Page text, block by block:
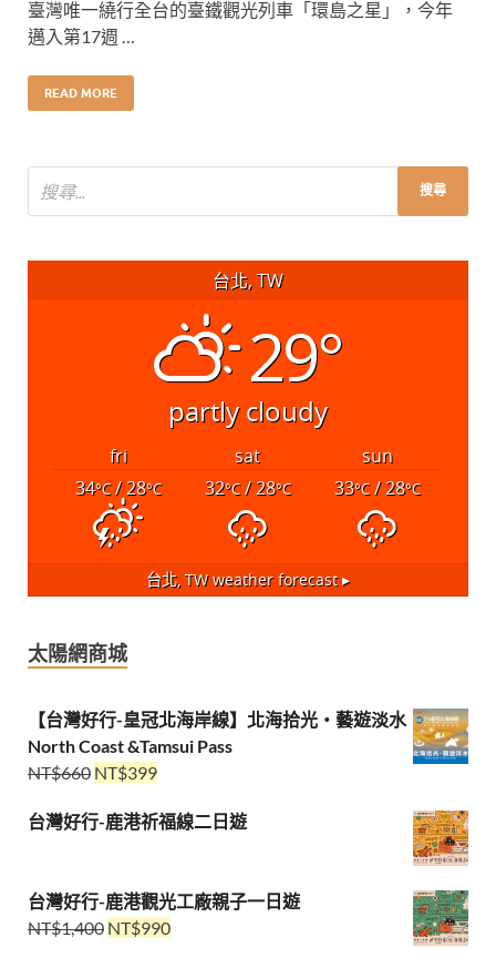
臺灣唯一繞行全台的臺鐵觀光列車「環島之星」，今年
邁入第17週 …
READ MORE
台北, TW
29°
partly cloudy
fri sat
sun
34°C/ 28°C 32°C/ 28°C 33°C/ 28°C
台北, TWweather forecast ▸
太陽網商城
【台灣好行-皇冠北海岸線】北海拾光・藝遊淡水
North Coast &Tamsui Pass
NT$660 NT$399
台灣好行-鹿港祈福線二日遊
台灣好行-鹿港觀光工廠親子一日遊
NT$1,400 NT$990